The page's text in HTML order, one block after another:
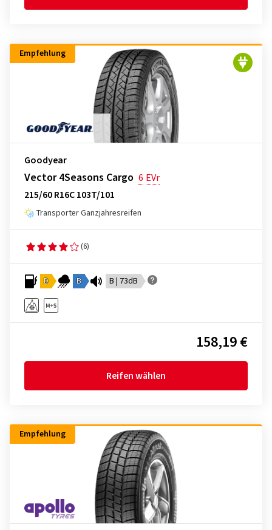
Empfehlung
Goodyear
Vector 4Seasons Cargo 6 EVr
215/60 R16C 103T/101
Transporter Ganzjahresreifen
(6)
D B B | 73dB
158,19 €
Reifen wählen
Empfehlung